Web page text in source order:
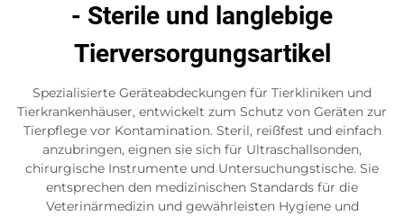
- Sterile und langlebige
Tierversorgungsartikel
Spezialisierte Geräteabdeckungen für Tierkliniken und
Tierkrankenhäuser, entwickelt zum Schutz von Geräten zur
Tierpflege vor Kontamination. Steril, reißfest und einfach
anzubringen, eignen sie sich für Ultraschallsonden,
chirurgische Instrumente und Untersuchungstische. Sie
entsprechen den medizinischen Standards für die
Veterinärmedizin und gewährleisten Hygiene und